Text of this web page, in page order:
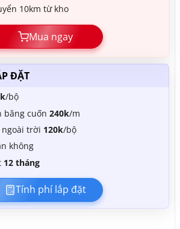
10km từ kho
Mua ngay
ĐẶT
/bộ
băng cuốn 240k/m
ngoài trời 120k/bộ
không
12 tháng
Tính phí lắp đặt